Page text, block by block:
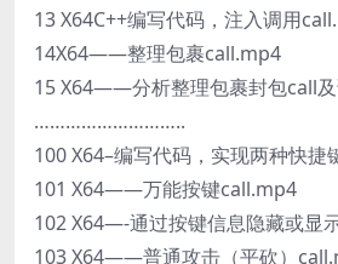
13 X64C++编写代码，注入调用
14X64——整理包裹call.mp4
15 X64——分析整理包裹封包call
………………………..
100 X64–编写代码，实现两种快
101 X64——万能按键call.mp4
102 X64—-通过按键信息隐藏或显
103 X64——普通攻击（平砍）